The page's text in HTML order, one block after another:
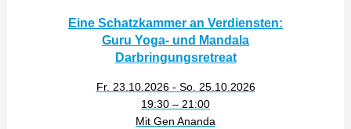
Eine Schatzkammer an Verdiensten:
Guru Yoga- und Mandala
Darbringungsretreat
Fr. 23.10.2026 - So. 25.10.2026
19:30 – 21:00
Mit Gen Ananda